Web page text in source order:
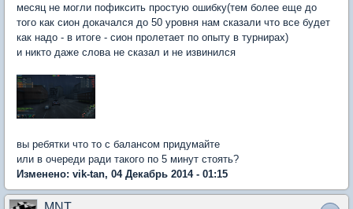
месяц не могли пофиксить простую ошибку(тем более еще до
того как сион докачался до 50 уровня нам сказали что все будет
как надо - в итоге - сион пролетает по опыту в турнирах)
и никто даже слова не сказал и не извинился
вы ребятки что то с балансом придумайте
или в очереди ради такого по 5 минут стоять?
Изменено: vik-tan, 04 Декабрь 2014 - 01:15